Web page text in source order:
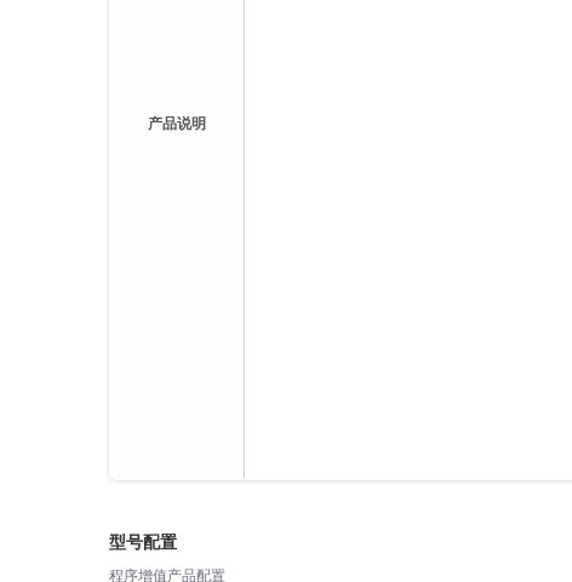
产品说明
型号配置
程序增值产品配置